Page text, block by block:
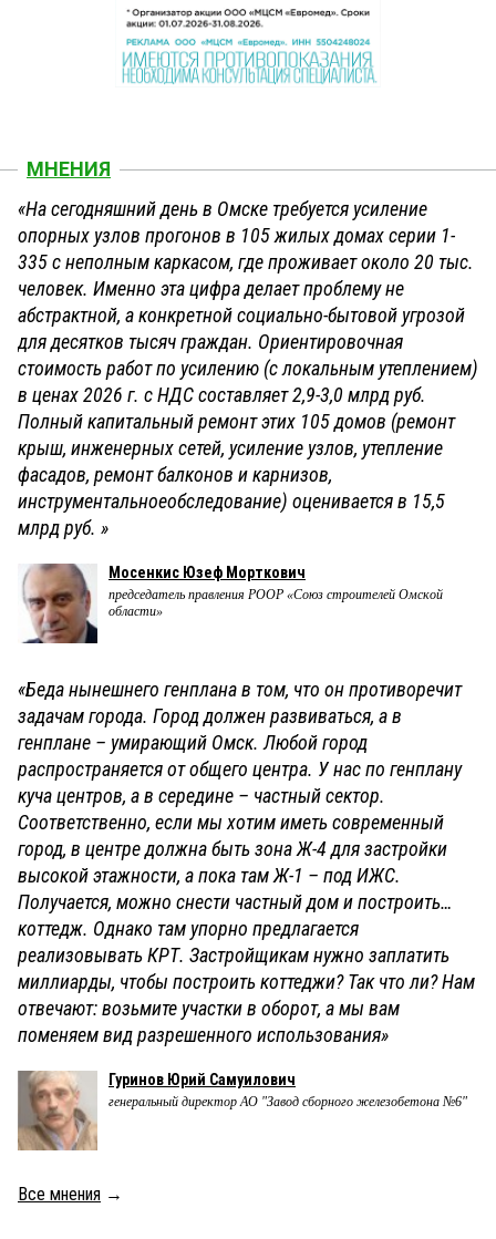
МНЕНИЯ
«На сегодняшний день в Омске требуется усиление
опорных узлов прогонов в 105 жилых домах серии 1-
335 с неполным каркасом, где проживает около 20 тыс.
человек. Именно эта цифра делает проблему не
абстрактной, а конкретной социально-бытовой угрозой
для десятков тысяч граждан. Ориентировочная
стоимость работ по усилению (с локальным утеплением)
в ценах 2026 г. с НДС составляет 2,9-3,0 млрд руб.
Полный капитальный ремонт этих 105 домов (ремонт
крыш, инженерных сетей, усиление узлов, утепление
фасадов, ремонт балконов и карнизов,
инструментальноеобследование) оценивается в 15,5
млрд руб. »
Мосенкис Юзеф Морткович
председатель правления РООР «Союз строителей Омской
области»
«Беда нынешнего генплана в том, что он противоречит
задачам города. Город должен развиваться, а в
генплане – умирающий Омск. Любой город
распространяется от общего центра. У нас по генплану
куча центров, а в середине – частный сектор.
Соответственно, если мы хотим иметь современный
город, в центре должна быть зона Ж-4 для застройки
высокой этажности, а пока там Ж-1 – под ИЖС.
Получается, можно снести частный дом и построить…
коттедж. Однако там упорно предлагается
реализовывать КРТ. Застройщикам нужно заплатить
миллиарды, чтобы построить коттеджи? Так что ли? Нам
отвечают: возьмите участки в оборот, а мы вам
поменяем вид разрешенного использования»
Гуринов Юрий Самуилович
генеральный директор АО "Завод сборного железобетона №6"
Все мнения →